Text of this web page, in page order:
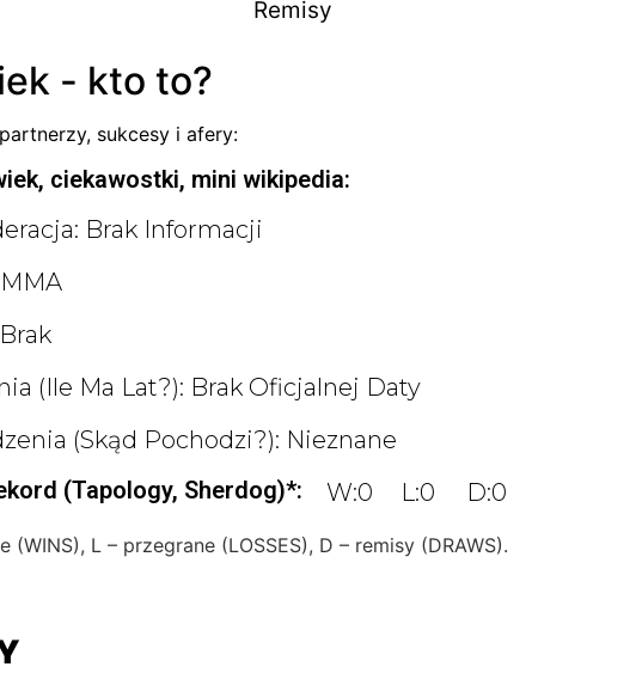
Remisy
- kto to?
sukcesy i afery:
ciekawostki, mini wikipedia:
Brak Informacji
(ile Ma Lat?): Brak Oficjalnej Daty
(skąd Pochodzi?): Nieznane
(Tapology, Sherdog)*:
W:0 L:0 D:0
(WINS), L – przegrane (LOSSES), D – remisy (DRAWS).